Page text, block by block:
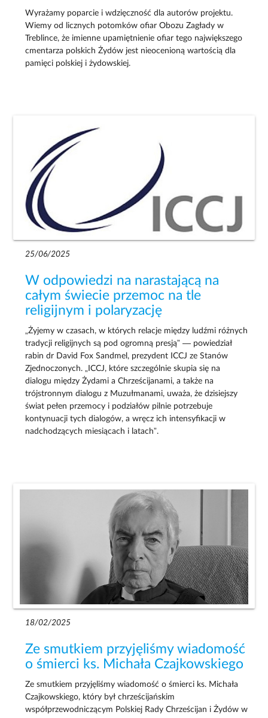
Wyrażamy poparcie i wdzięczność dla autorów projektu.
Wiemy od licznych potomków ofiar Obozu Zagłady w
Treblince, że imienne upamiętnienie ofiar tego największego
cmentarza polskich Żydów jest nieocenioną wartością dla
pamięci polskiej i żydowskiej.
25/06/2025
W odpowiedzi na narastającą na
całym świecie przemoc na tle
religijnym i polaryzację
„Żyjemy w czasach, w których relacje między ludźmi różnych
tradycji religijnych są pod ogromną presją” — powiedział
rabin dr David Fox Sandmel, prezydent ICCJ ze Stanów
Zjednoczonych. „ICCJ, które szczególnie skupia się na
dialogu między Żydami a Chrześcijanami, a także na
trójstronnym dialogu z Muzułmanami, uważa, że dzisiejszy
świat pełen przemocy i podziałów pilnie potrzebuje
kontynuacji tych dialogów, a wręcz ich intensyfikacji w
nadchodzących miesiącach i latach”.
18/02/2025
Ze smutkiem przyjęliśmy wiadomość
o śmierci ks. Michała Czajkowskiego
Ze smutkiem przyjęliśmy wiadomość o śmierci ks. Michała
Czajkowskiego, który był chrześcijańskim
współprzewodniczącym Polskiej Rady Chrześcijan i Żydów w